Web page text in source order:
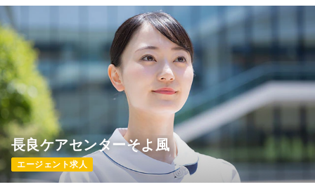
長良ケアセンターそよ風
エージェント求人